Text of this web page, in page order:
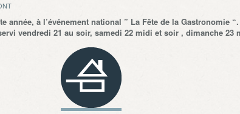
année, à l’événement national ” La Fête de la Gastronomie
vendredi 21 au soir, samedi 22 midi et soir , dimanche 23